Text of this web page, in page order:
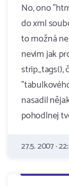
No, ono
do xml
to možná
nevim jak
strip_tags(),
nasadil
pohodlnej
27.5. 2007 ·